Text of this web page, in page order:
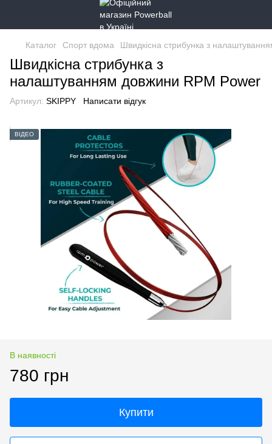
Каталог Спорт вдома Швидкісна стрибунка з
Швидкісна стрибунка з
налаштуванням довжини RPM Power
Артикул: SKIPPY Написати відгук
ВІДЕО
В наявності
780 грн
Купити